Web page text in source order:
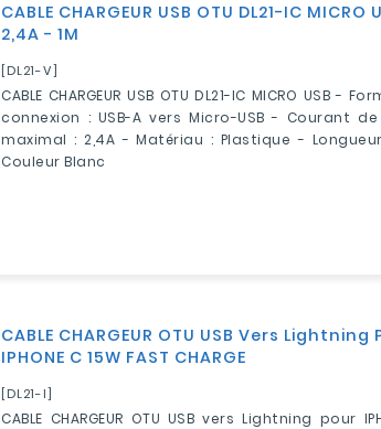
CABLE CHARGEUR USB OTU DL21-IC MICRO
2,4A - 1M
[DL21-V]
CABLE CHARGEUR USB OTU DL21-IC MICRO USB -
connexion : USB-A vers Micro-USB - Courant
maximal : 2,4A - Matériau : Plastique -
Couleur Blanc
CABLE CHARGEUR OTU USB Vers Lightning
IPHONE C 15W FAST CHARGE
[DL21-I]
CABLE CHARGEUR OTU USB vers Lightning pour